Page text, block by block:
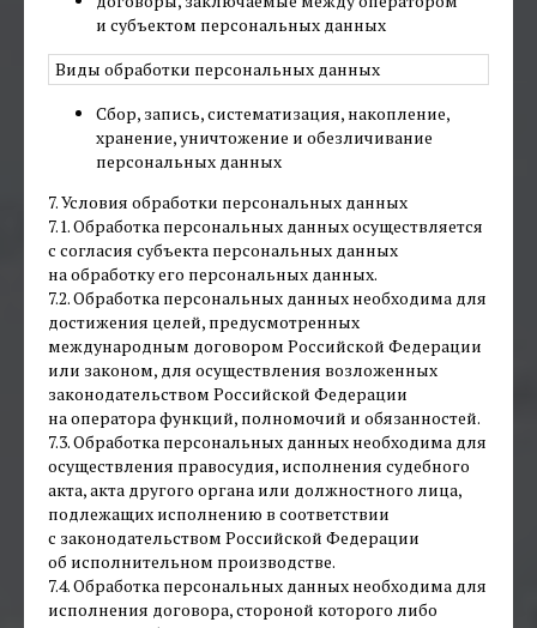
и субъектом персональных данных
Виды обработки персональных данных
Сбор, запись, систематизация, накопление,
хранение, уничтожение и обезличивание
персональных данных
7. Условия обработки персональных данных
7.1. Обработка персональных данных осуществляется
с согласия субъекта персональных данных
на обработку его персональных данных.
7.2. Обработка персональных данных необходима для
достижения целей, предусмотренных
международным договором Российской Федерации
или законом, для осуществления возложенных
законодательством Российской Федерации
на оператора функций, полномочий и обязанностей.
7.3. Обработка персональных данных необходима для
осуществления правосудия, исполнения судебного
акта, акта другого органа или должностного лица,
подлежащих исполнению в соответствии
с законодательством Российской Федерации
об исполнительном производстве.
7.4. Обработка персональных данных необходима для
исполнения договора, стороной которого либо